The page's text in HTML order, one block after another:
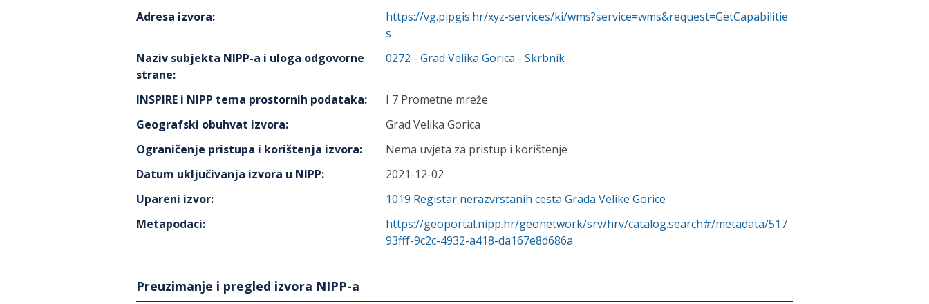
Adresa izvora:
https://vg.pipgis.hr/xyz-services/ki/wms?service=wms&request=GetCapabilitie
s
Naziv subjekta NIPP-a i uloga odgovorne
strane:
0272 - Grad Velika Gorica - Skrbnik
INSPIRE i NIPP tema prostornih podataka:
I 7 Prometne mreže
Geografski obuhvat izvora:
Grad Velika Gorica
Ograničenje pristupa i korištenja izvora:
Nema uvjeta za pristup i korištenje
Datum uključivanja izvora u NIPP:
2021-12-02
Upareni izvor: 1019 Registar nerazvrstanih cesta Grada Velike Gorice
Metapodaci:
https://geoportal.nipp.hr/geonetwork/srv/hrv/catalog.search#/metadata/517
93fff-9c2c-4932-a418-da167e8d686a
Preuzimanje i pregled izvora NIPP-a